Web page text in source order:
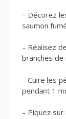
– Décorez
saumon
– Réalisez
branches de
– Cuire les
pendant 1
– Piquez